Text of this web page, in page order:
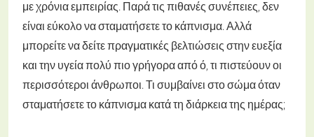
με χρόνια εμπειρίας. Παρά τις πιθανές συνέπειες, δεν
είναι εύκολο να σταματήσετε το κάπνισμα. Αλλά
μπορείτε να δείτε πραγματικές βελτιώσεις στην ευεξία
και την υγεία πολύ πιο γρήγορα από ό, τι πιστεύουν οι
περισσότεροι άνθρωποι. Τι συμβαίνει στο σώμα όταν
σταματήσετε το κάπνισμα κατά τη διάρκεια της ημέρας;